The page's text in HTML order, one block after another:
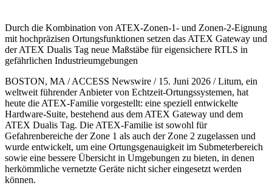
Durch die Kombination von ATEX-Zonen-1- und Zonen-2-Eignung
mit hochpräzisen Ortungsfunktionen setzen das ATEX Gateway und
der ATEX Dualis Tag neue Maßstäbe für eigensichere RTLS in
gefährlichen Industrieumgebungen
BOSTON, MA / ACCESS Newswire / 15. Juni 2026 / Litum, ein
weltweit führender Anbieter von Echtzeit-Ortungssystemen, hat
heute die ATEX-Familie vorgestellt: eine speziell entwickelte
Hardware-Suite, bestehend aus dem ATEX Gateway und dem
ATEX Dualis Tag. Die ATEX-Familie ist sowohl für
Gefahrenbereiche der Zone 1 als auch der Zone 2 zugelassen und
wurde entwickelt, um eine Ortungsgenauigkeit im Submeterbereich
sowie eine bessere Übersicht in Umgebungen zu bieten, in denen
herkömmliche vernetzte Geräte nicht sicher eingesetzt werden
können.